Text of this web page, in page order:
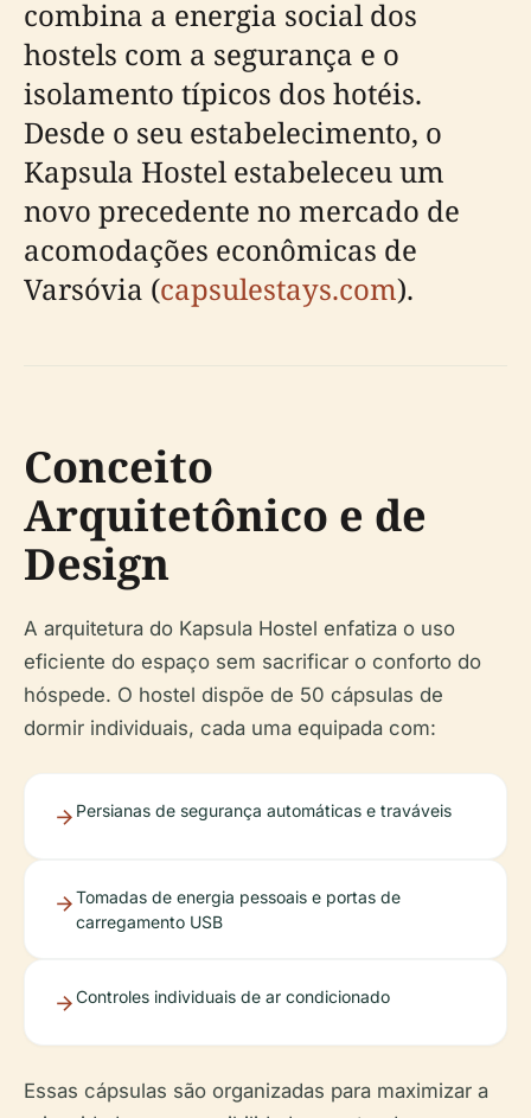
combina a energia social dos
hostels com a segurança e o
isolamento típicos dos hotéis.
Desde o seu estabelecimento, o
Kapsula Hostel estabeleceu um
novo precedente no mercado de
acomodações econômicas de
Varsóvia (capsulestays.com).
Conceito
Arquitetônico e de
Design
A arquitetura do Kapsula Hostel enfatiza o uso
eficiente do espaço sem sacrificar o conforto do
hóspede. O hostel dispõe de 50 cápsulas de
dormir individuais, cada uma equipada com:
Persianas de segurança automáticas e traváveis
Tomadas de energia pessoais e portas de
carregamento USB
Controles individuais de ar condicionado
Essas cápsulas são organizadas para maximizar a